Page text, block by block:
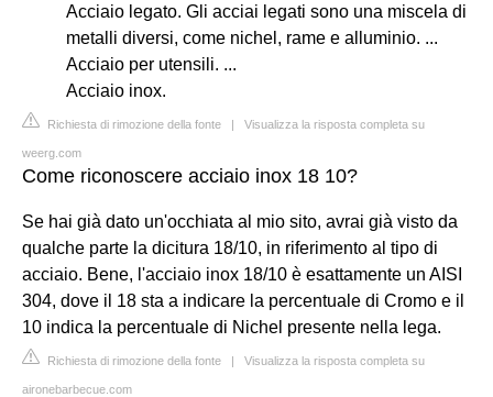
Acciaio legato. Gli acciai legati sono una miscela di
metalli diversi, come nichel, rame e alluminio. ...
Acciaio per utensili. ...
Acciaio inox.
Richiesta di rimozione della fonte | Visualizza la risposta completa su
weerg.com
Come riconoscere acciaio inox 18 10?
Se hai già dato un'occhiata al mio sito, avrai già visto da
qualche parte la dicitura 18/10, in riferimento al tipo di
acciaio. Bene, l'acciaio inox 18/10 è esattamente un AISI
304, dove il 18 sta a indicare la percentuale di Cromo e il
10 indica la percentuale di Nichel presente nella lega.
Richiesta di rimozione della fonte | Visualizza la risposta completa su
aironebarbecue.com